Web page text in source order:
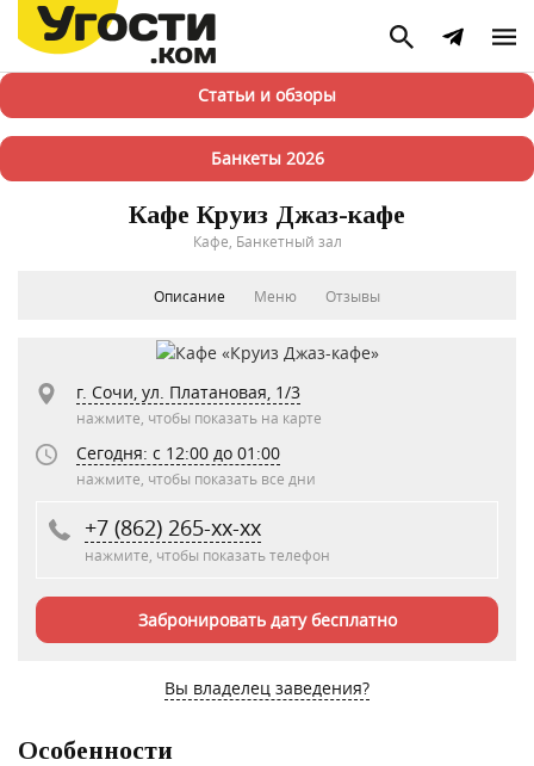
Статьи и обзоры
Банкеты 2026
Кафе Круиз Джаз-кафе
Кафе, Банкетный зал
Описание Меню Отзывы
г. Сочи, ул. Платановая, 1/3
нажмите, чтобы показать на карте
Сегодня: c 12:00 до 01:00
нажмите, чтобы показать все дни
+7 (862) 265-xx-xx
нажмите, чтобы показать телефон
Забронировать дату бесплатно
Вы владелец заведения?
Особенности